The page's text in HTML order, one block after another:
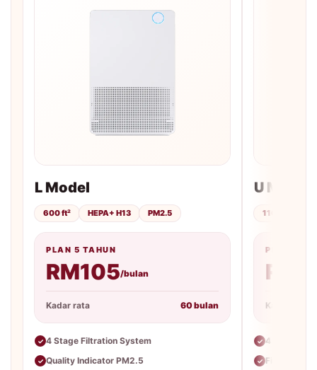
L Model
600 ft² HEPA+ H13 PM2.5
PLAN 5 TAHUN
RM105/bulan
Kadar rata 60 bulan
✓ 4 Stage Filtration System
✓ Quality Indicator PM2.5
U Model
1161 ft²
PLAN 5
Kadar rata
✓ 4 Level
✓ Fine Dust &